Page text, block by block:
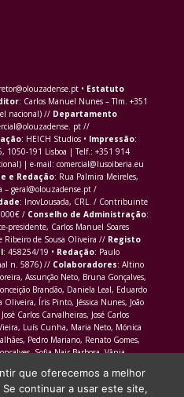
• Estatuto
: Carlos Manuel Nunes – Tlm. +351
nacional) // Departamento
pt //
: HEICH Studios • Impressão:
1050-191 Lisboa | Telf.: +351 914
| e-mail: comercial@lusoiberia.eu
e Redação: Rua Palmira Meireles,
– geral@olouzadense.pt /
: InovLousada, CRL. / Contribuinte
/ Conselho de Administração:
presidente, Carlos Manuel Soares
Ribeiro de Sousa Oliveira // Registo
: 458254/19 • Redação: Paulo
n. 5876) // Colaboradores: Altino
Assunção Neto, Bruna Gonçalves,
Brandão, Daniela Leal, Eduardo
Íris Pinto, Jéssica Nunes, João
Carlos Carvalheiras, José Carlos
Luís Cunha, Maria Neto, Mónica
Pedro Mariano, Renato Gomes,
Sofia Nair Barbosa, Vânia
que oferecemos a melhor
continuar a usar este site,